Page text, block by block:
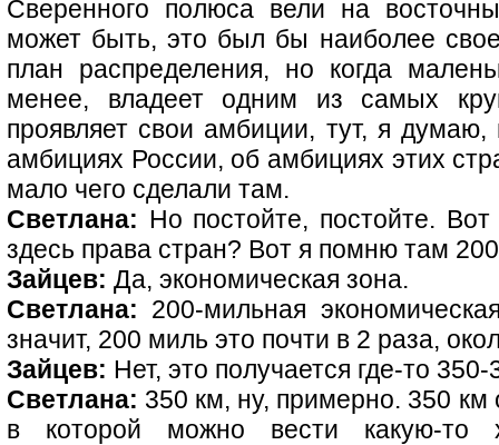
Сверенного полюса вели на
может быть, это был бы наиболее
план распределения, но когда
менее, владеет одним из самых
проявляет свои амбиции, тут, я думаю,
амбициях России, об амбициях этих
мало чего сделали там.
Светлана: Но постойте, постойте.
здесь права стран? Вот я помню там
Зайцев: Да, экономическая зона.
Светлана: 200-мильная
значит, 200 миль это почти в 2 раза,
Зайцев: Нет, это получается где-то 350-
Светлана: 350 км, ну, примерно. 350 км
в которой можно вести какую-то